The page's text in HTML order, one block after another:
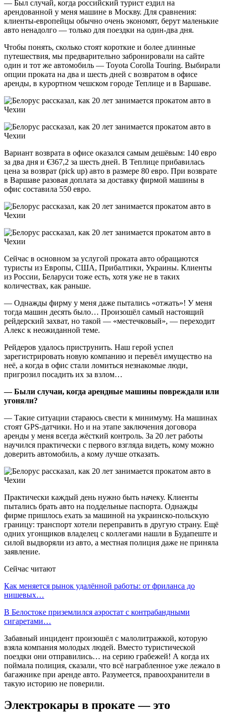
— Был случай, когда российский турист ездил на
арендованной у меня машине в Москву. Для сравнения:
клиенты-европейцы обычно очень экономят, берут маленькие
авто ненадолго — только для поездки на один-два дня.
Чтобы понять, сколько стоят короткие и более длинные
путешествия, мы предварительно забронировали на сайте
один и тот же автомобиль — Toyota Corolla Touring. Выбирали
опции проката на два и шесть дней с возвратом в офисе
аренды, в курортном чешском городе Теплице и в Варшаве.
Вариант возврата в офисе оказался самым дешёвым: 140 евро
за два дня и €367,2 за шесть дней. В Теплице прибавилась
цена за возврат (pick up) авто в размере 80 евро. При возврате
в Варшаве разовая доплата за доставку фирмой машины в
офис составила 550 евро.
Сейчас в основном за услугой проката авто обращаются
туристы из Европы, США, Прибалтики, Украины. Клиенты
из России, Беларуси тоже есть, хотя уже не в таких
количествах, как раньше.
— Однажды фирму у меня даже пытались «отжать»! У меня
тогда машин десять было… Произошёл самый настоящий
рейдерский захват, но такой — «местечковый», — переходит
Алекс к неожиданной теме.
Рейдеров удалось приструнить. Наш герой успел
зарегистрировать новую компанию и перевёл имущество на
неё, а когда в офис стали ломиться незнакомые люди,
пригрозил посадить их за взлом…
— Были случаи, когда арендные машины повреждали или
угоняли?
— Такие ситуации стараюсь свести к минимуму. На машинах
стоят GPS-датчики. Но и на этапе заключения договора
аренды у меня всегда жёсткий контроль. За 20 лет работы
научился практически с первого взгляда видеть, кому можно
доверить автомобиль, а кому лучше отказать.
Практически каждый день нужно быть начеку. Клиенты
пытались брать авто на поддельные паспорта. Однажды
фирме пришлось ехать за машиной на украинско-польскую
границу: транспорт хотели переправить в другую страну. Ещё
одних угонщиков владелец с коллегами нашли в Будапеште и
силой выдворяли из авто, а местная полиция даже не приняла
заявление.
Сейчас читают
Как меняется рынок удалённой работы: от фриланса до
нишевых…
В Белостоке приземлился аэростат с контрабандными
сигаретами…
Забавный инцидент произошёл с малолитражкой, которую
взяла компания молодых людей. Вместо туристической
поездки они отправились… на серию грабежей! А когда их
поймала полиция, сказали, что всё награбленное уже лежало в
багажнике при аренде авто. Разумеется, правоохранители в
такую историю не поверили.
Электрокары в прокате — это